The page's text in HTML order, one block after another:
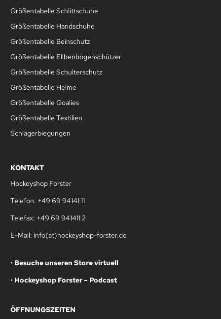
Größentabelle Schlittschuhe
Größentabelle Handschuhe
Größentabelle Beinschutz
Größentabelle Ellbenbogenschützer
Größentabelle Schulterschutz
Größentabelle Helme
Größentabelle Goalies
Größentabelle Textilien
Schlägerbiegungen
KONTAKT
Hockeyshop Forster
Telefon: +49 69 94141 11
Telefax: +49 69 941411 2
E-Mail: info(at)hockeyshop-forster.de
• Besuche unseren Store virtuell
• Hockeyshop Forster – Podcast
ÖFFNUNGSZEITEN